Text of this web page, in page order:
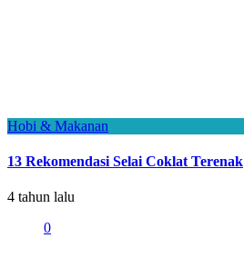
Hobi & Makanan
13 Rekomendasi Selai Coklat Terenak
4 tahun lalu
0